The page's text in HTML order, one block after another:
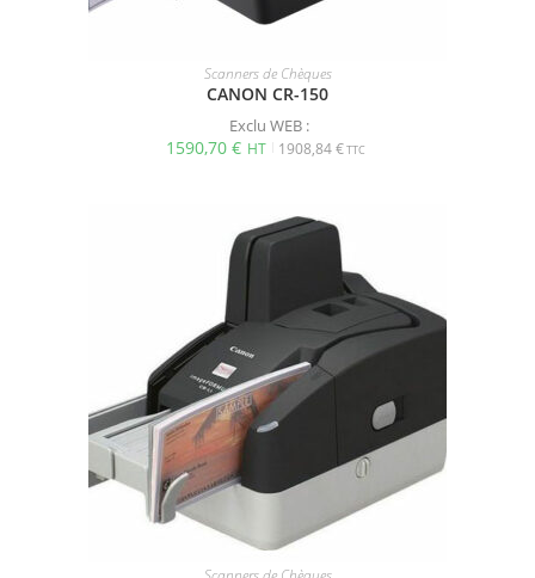
Scanners de Chèques
CANON CR-150
Exclu WEB :
1590,70 € 1908,84 €